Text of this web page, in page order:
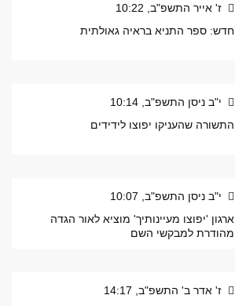
ז' אייר התשפ"ב, 10:22
חדש: ספר התניא בראיה גאולתית
י"ב ניסן התשפ"ב, 10:14
התשורה שהעניקו יפוצו לידידים
י"ב ניסן התשפ"ב, 10:07
ארגון 'יפוצו מעיינותיך' מוציא לאור הגדה
מהודרת למבקשי השם
ז' אדר ב' התשפ"ב, 14:17